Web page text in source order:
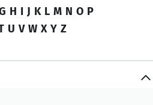
H I J K L M N O P
U V W X Y Z